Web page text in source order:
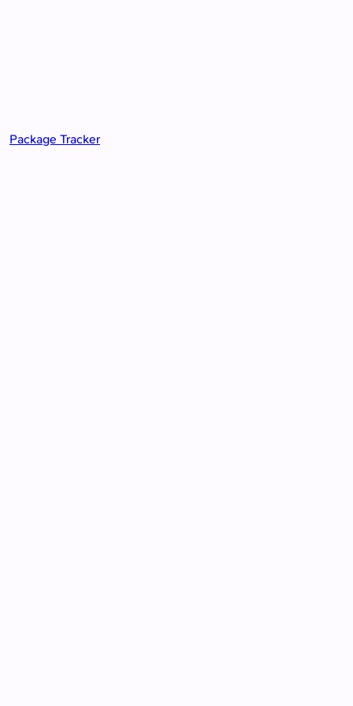
Package Tracker